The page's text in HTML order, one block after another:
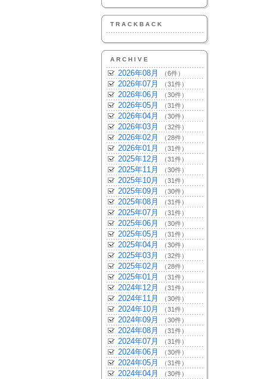
TRACKBACK
ARCHIVE
2026年08月 （6件）
2026年07月 （31件）
2026年06月 （30件）
2026年05月 （31件）
2026年04月 （30件）
2026年03月 （32件）
2026年02月 （28件）
2026年01月 （31件）
2025年12月 （31件）
2025年11月 （30件）
2025年10月 （31件）
2025年09月 （30件）
2025年08月 （31件）
2025年07月 （31件）
2025年06月 （30件）
2025年05月 （31件）
2025年04月 （30件）
2025年03月 （32件）
2025年02月 （28件）
2025年01月 （31件）
2024年12月 （31件）
2024年11月 （30件）
2024年10月 （31件）
2024年09月 （30件）
2024年08月 （31件）
2024年07月 （31件）
2024年06月 （30件）
2024年05月 （31件）
2024年04月 （30件）